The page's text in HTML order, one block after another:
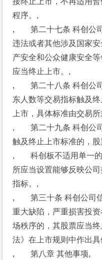
程序。,
,　　第二十七条 科创公
违法或者其他涉及国家
产安全和公众健康安全
应当终止上市。,
,　　第二十八条 科创公
东人数等交易指标触及
上市，具体标准由交易
,　　第二十九条 科创公
触及终止上市标准的，
,　　科创板不适用单一
所应当设置能够反映公
指标。,
,　　第三十条 科创公司
重大缺陷，严重损害投
场秩序的，其股票应当
法》在上市规则中作出
,　　第八章 其他事项,